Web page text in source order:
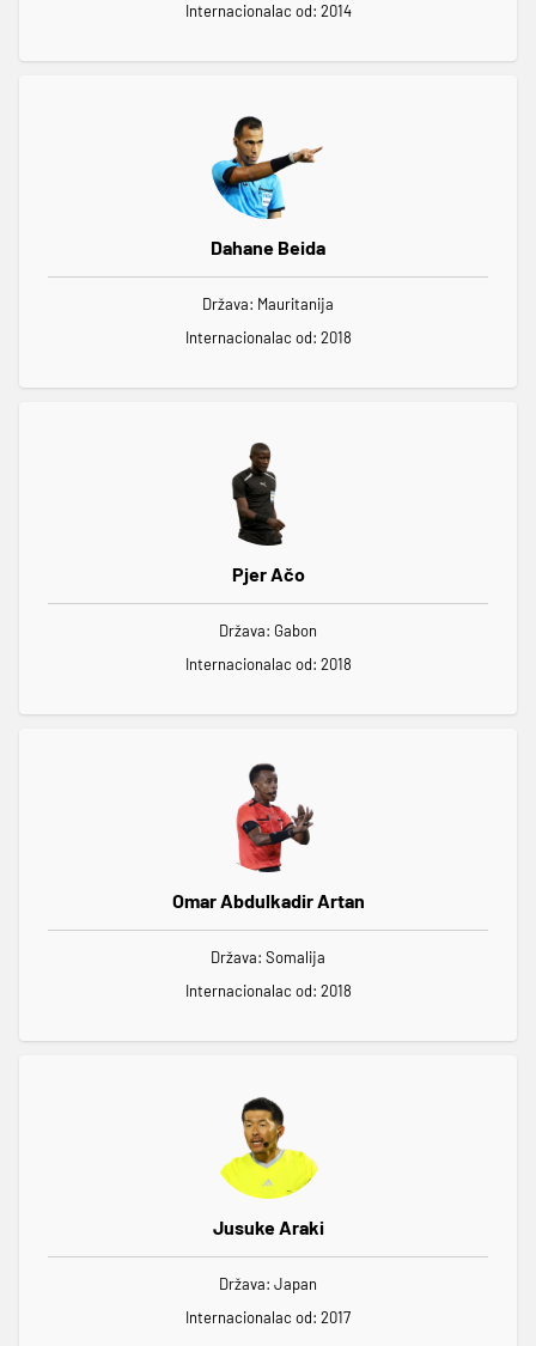
Internacionalac od: 2014
Dahane Beida
Država: Mauritanija
Internacionalac od: 2018
Pjer Ačo
Država: Gabon
Internacionalac od: 2018
Omar Abdulkadir Artan
Država: Somalija
Internacionalac od: 2018
Jusuke Araki
Država: Japan
Internacionalac od: 2017